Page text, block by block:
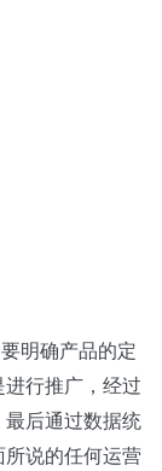
明确产品的定
行推广，经过
后通过数据统
说的任何运营